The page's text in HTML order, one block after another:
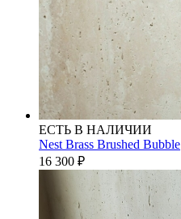
ЕСТЬ В НАЛИЧИИ
Nest Brass Brushed Bubble
16 300 ₽